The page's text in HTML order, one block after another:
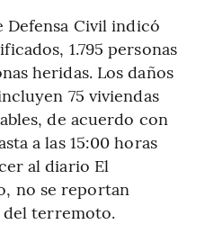
Civil indicó
1.795 personas
heridas. Los daños
75 viviendas
de acuerdo con
a las 15:00 horas
al diario El
no se reportan
del terremoto.